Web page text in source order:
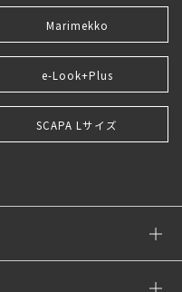
Marimekko
e-Look+Plus
SCAPA Lサイズ